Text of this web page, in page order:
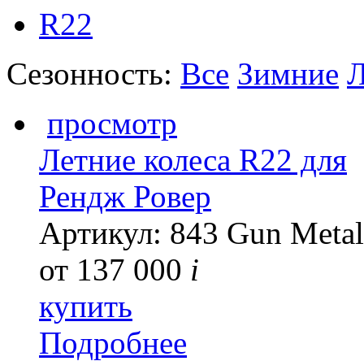
R22
Сезонность: Все Зимние
просмотр
Летние колеса R22 для
Рендж Ровер
Артикул: 843 Gun Metal
от 137 000 i
купить
Подробнее